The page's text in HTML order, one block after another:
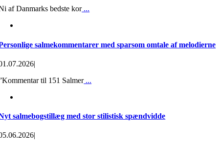
af Danmarks bedste kor...
salmekommentarer med sparsom omtale af melodierne
|
til 151 Salmer...
salmebogstillæg med stor stilistisk spændvidde
|